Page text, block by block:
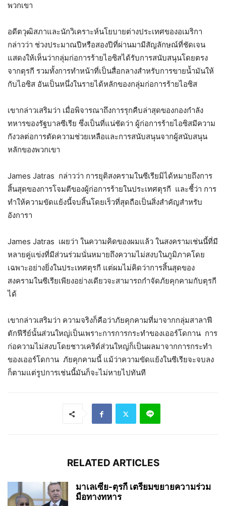
พวกเขา
อดีตวุฒิสภาและนักวิเคราะห์นโยบายต่างประเทศของอเมริกา
กล่าวว่า ช่วงประมาณปีหรือสองปีที่ผ่านมามีสัญลักษณ์ที่ชัดเจน
แสดงให้เห็นว่ากลุ่มก่อการร้ายไอซิสได้รับการสนับสนุนโดยตรง
จากตุรกี รวมทั้งการทำหน้าที่เป็นสื่อกลางสำหรับการขายน้ำมันให้
กับไอซิส อันเป็นหนึ่งในรายได้หลักของกลุ่มก่อการร้ายไอซิส
เขากล่าวเสริมว่า เมื่อพิจารณาถึงการรุกคืบล่าสุดของกองกำลัง
ทหารของรัฐบาลซีเรีย ซึ่งเป็นที่แน่ชัดว่า ผู้ก่อการร้ายไอซิสมีความ
กังวลต่อการตัดความช่วยเหลือและการสนับสนุนจากผู้สนับสนุน
หลักของพวกเขา
James Jatras กล่าวว่า การยุติสงครามในซีเรียมิได้หมายถึงการ
สิ้นสุดของการโจมตีของผู้ก่อการร้ายในประเทศตุรกี และชี้ว่า การ
ทำให้ความขัดแย้งนี้จบสิ้นโดยเร็วที่สุดถือเป็นสิ่งสำคัญสำหรับ
อังการา
James Jatras เผยว่า ในความคิดของผมแล้ว ในสงครามเช่นนี้ที่มี
หลายคู่แข่งที่มีส่วนร่วมนั่นหมายถึงความไม่สงบในภูมิภาคโดย
เฉพาะอย่างยิ่งในประเทศตุรกี แต่ผมไม่คิดว่าการสิ้นสุดของ
สงครามในซีเรียเพียงอย่างเดียวจะสามารถกำจัดภัยคุกคามกับตุรกี
ได้
เขากล่าวเสริมว่า ความจริงก็คือว่าภัยคุกคามที่มาจากกลุ่มสาลาฟี
ตักฟีรีย์นั้นส่วนใหญ่เป็นเพราะการการกระทำของเออร์โดกาน การ
ก่อความไม่สงบโดยชาวเคริด์ส่วนใหญ่ก็เป็นผลมาจากการกระทำ
ของเออร์โดกาน ภัยคุกคามนี้ แม้ว่าความขัดแย้งในซีเรียจะจบลง
ก็ตามแต่รูปการเช่นนี้มันก็จะไม่หายไปทันที
RELATED ARTICLES
มาเลเซีย-ตุรกี เตรียมขยายความร่วม
มือทางทหาร